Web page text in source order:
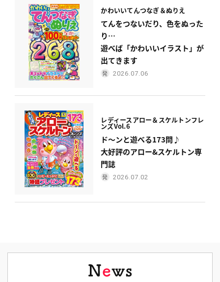
かわいいてんつなぎ＆ぬりえ
てんをつないだり、色をぬった
り…
遊べば「かわいいイラスト」が
出てきます
2026.07.06
レディースアロー＆スケルトンフレ
ンズVol.6
ド〜ンと遊べる173問♪
大好評のアロー&スケルトン専
門誌
2026.07.02